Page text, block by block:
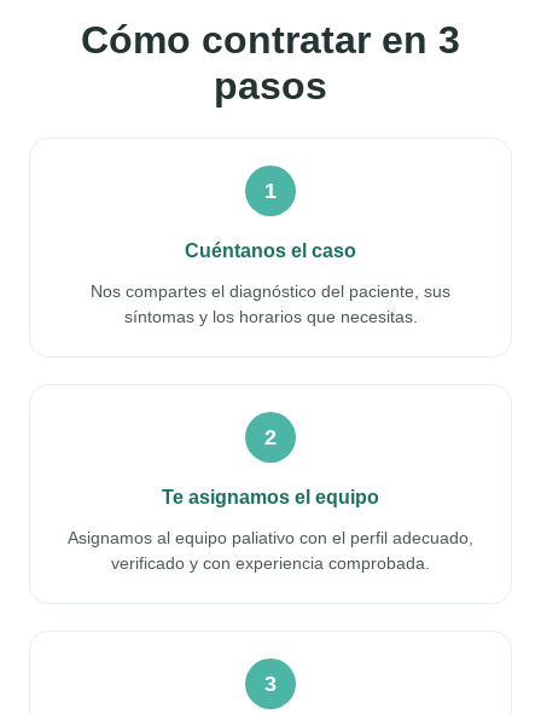
Cómo contratar en 3
pasos
1
Cuéntanos el caso
Nos compartes el diagnóstico del paciente, sus
síntomas y los horarios que necesitas.
2
Te asignamos el equipo
Asignamos al equipo paliativo con el perfil adecuado,
verificado y con experiencia comprobada.
3